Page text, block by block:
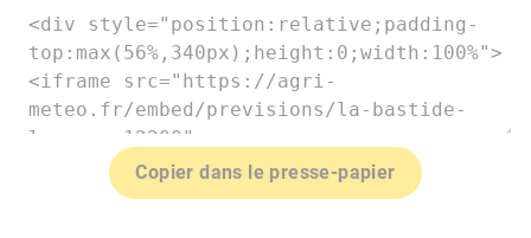
Copier dans le presse-papier